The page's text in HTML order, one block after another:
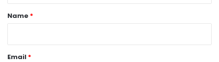
*Name *
Email *